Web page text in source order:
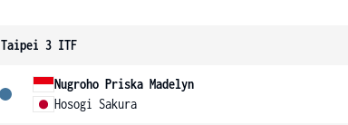
Taipei 3 ITF
Nugroho Priska Madelyn
Hosogi Sakura